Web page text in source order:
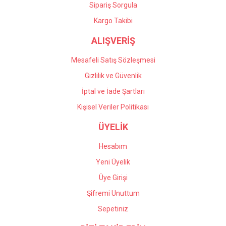
Gönder
Sipariş Sorgula
Kargo Takibi
ALIŞVERİŞ
Mesafeli Satış Sözleşmesi
Gizlilik ve Güvenlik
İptal ve İade Şartları
Kişisel Veriler Politikası
ÜYELİK
Hesabım
Yeni Üyelik
Üye Girişi
Şifremi Unuttum
Sepetiniz